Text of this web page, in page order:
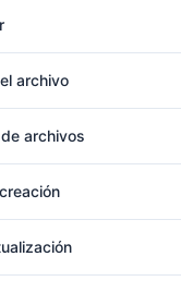
archivo
archivos